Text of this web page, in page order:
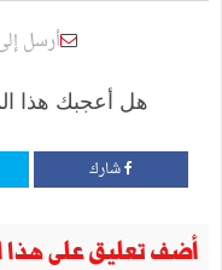
أرسل
هل أعجبك هذا
شارك
أضف تعليق على هذا